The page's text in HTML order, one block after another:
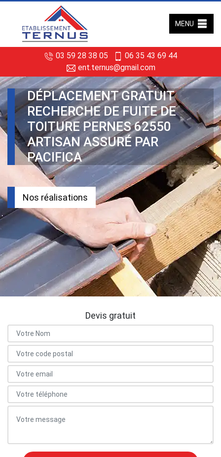
03 59 28 38 05
06 35 43 69 44
ent.ternus@gmail.com
MENU
DÉPLACEMENT GRATUIT
RECHERCHE DE FUITE DE
TOITURE PERNES 62550
ARTISAN ASSURÉ PAR
PACIFICA
Nos réalisations
Devis gratuit